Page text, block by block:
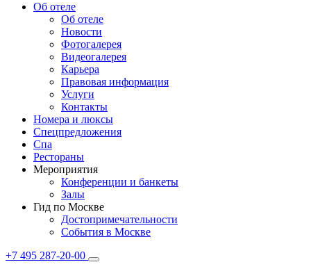
Об отеле
Об отеле
Новости
Фотогалерея
Видеогалерея
Карьера
Правовая информация
Услуги
Контакты
Номера и люксы
Спецпредложения
Спа
Рестораны
Мероприятия
Конференции и банкеты
Залы
Гид по Москве
Достопримечательности
События в Москве
+7 495 287-20-00